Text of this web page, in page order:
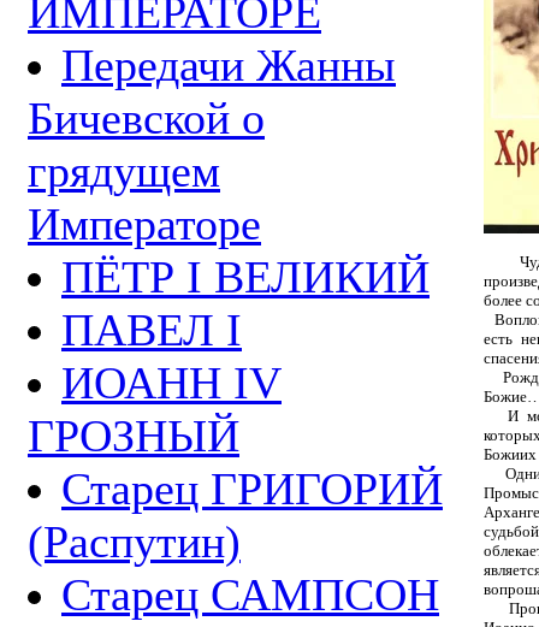
ИМПЕРАТОРЕ
Передачи Жанны
Бичевской о
грядущем
Императоре
ПЁТР I ВЕЛИКИЙ
ПАВЕЛ I
ИОАНН IV
ГРОЗНЫЙ
Старец ГРИГОРИЙ
(Распутин)
Старец САМПСОН
более
есть
И